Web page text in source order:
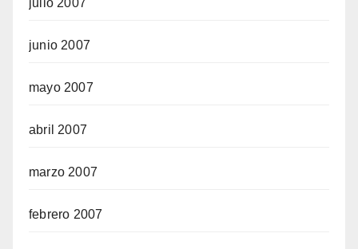
julio 2007
junio 2007
mayo 2007
abril 2007
marzo 2007
febrero 2007